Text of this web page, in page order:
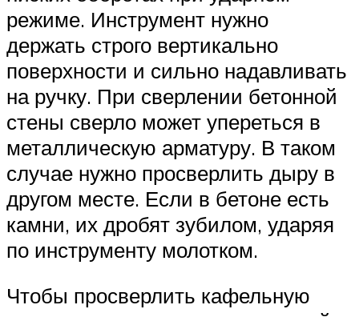
режиме. Инструмент нужно
держать строго вертикально
поверхности и сильно надавливать
на ручку. При сверлении бетонной
стены сверло может упереться в
металлическую арматуру. В таком
случае нужно просверлить дыру в
другом месте. Если в бетоне есть
камни, их дробят зубилом, ударяя
по инструменту молотком.
Чтобы просверлить кафельную